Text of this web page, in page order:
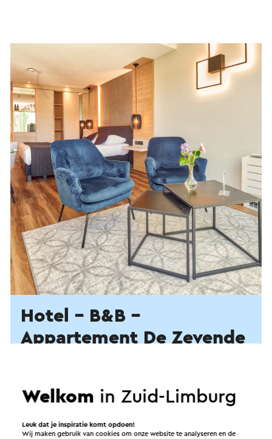
Hotel - B&B -
Appartement De Zevende
Appartement De Zevende Heerlijkheid,
vernoemd naar de oude Heerlijkheid Slenaken,
ademt gastvrijheid door het kleinschalige
hotel. In een ongedwongen sfeer kun je tijdens
Welkom in Zuid-Limburg
Leuk dat je inspiratie komt opdoen!
Wij maken gebruik van cookies om onze website te analyseren en de